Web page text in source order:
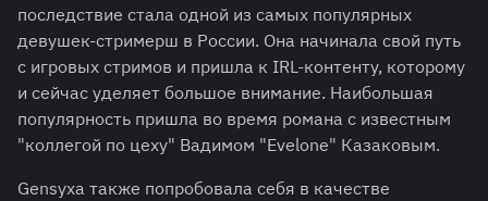
последствие стала одной из самых популярных
девушек-стримерш в России. Она начинала свой путь
с игровых стримов и пришла к IRL-контенту, которому
и сейчас уделяет большое внимание. Наибольшая
популярность пришла во время романа с известным
"коллегой по цеху" Вадимом "Evelone" Казаковым.
Gensyxa также попробовала себя в качестве